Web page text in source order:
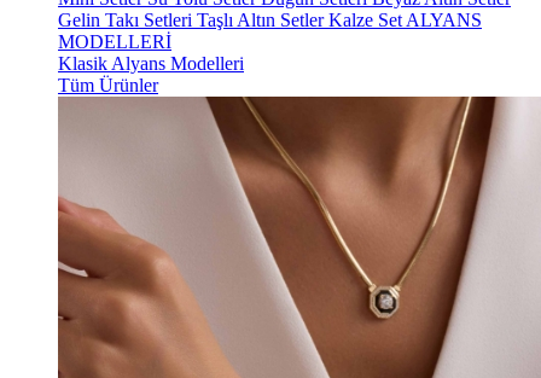
Gelin Takı Setleri Taşlı Altın SetlerKalze Set ALYANS
MODELLERİ
Klasik Alyans Modelleri
Tüm Ürünler